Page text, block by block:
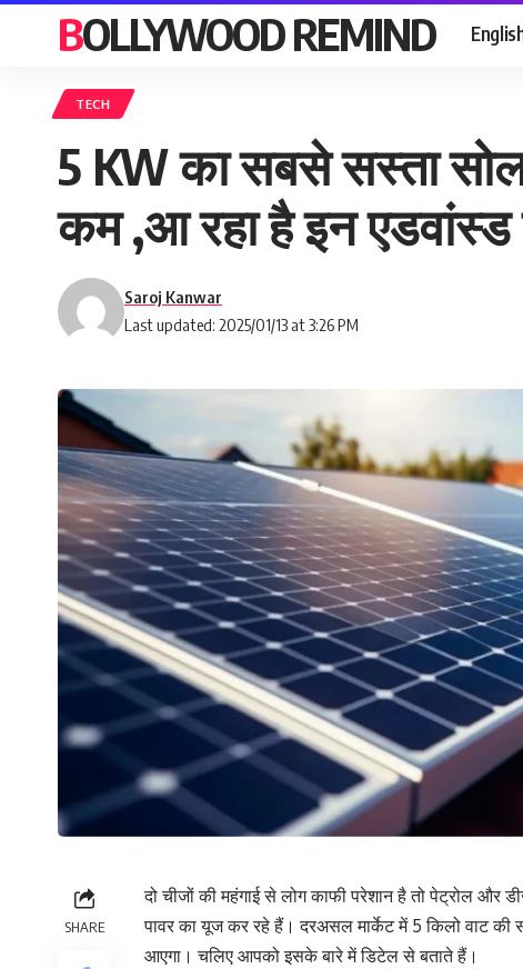
BOLLYWOOD REMIND
TECH
5 KW का सबसे सस्ता
कम ,आ रहा है इन
Last updated: 2025/01/13 at 3:26 PM
Saroj Kanwar
SHARE
दो चीजों की महंगाई से लोग काफी परेशान है तो पेट्रोल
पावर का यूज कर रहे हैं। दरअसल मार्केट में 5 किलो वाट
आएगा। चलिए आपको इसके बारे में डिटेल से बताते हैं।